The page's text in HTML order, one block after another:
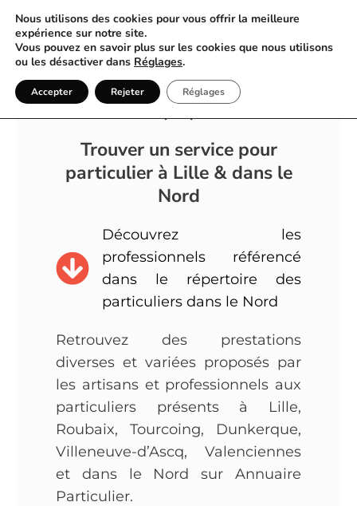
Annuaire Particulier Nord
(59)
Trouver un service pour
particulier à Lille & dans le
Nord
Découvrez les
professionnels référencé
dans le répertoire des
particuliers dans le Nord
Retrouvez des prestations
diverses et variées proposés par
les artisans et professionnels aux
particuliers présents à Lille,
Roubaix, Tourcoing, Dunkerque,
Villeneuve-d’Ascq, Valenciennes
et dans le Nord sur Annuaire
Particulier.
Nous utilisons des cookies pour vous offrir la meilleure
expérience sur notre site.
Vous pouvez en savoir plus sur les cookies que nous utilisons
ou les désactiver dans Réglages.
Accepter Rejeter Réglages